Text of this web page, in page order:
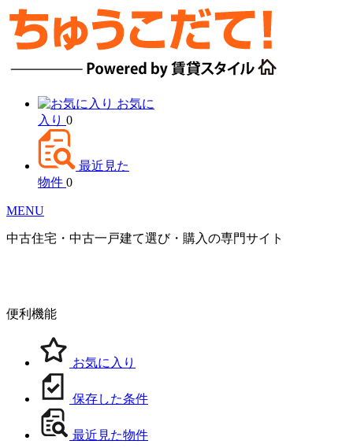
お気に
入り 0
最近見た
物件 0
MENU
中古住宅・中古一戸建て選び・購入の専門サイト
便利機能
お気に入り
保存した条件
最近見た物件